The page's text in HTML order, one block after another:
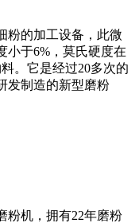
粉的加工设备，此微
小于6%，莫氏硬度在
。它是经过20多次的
发制造的新型磨粉
粉机，拥有22年磨粉